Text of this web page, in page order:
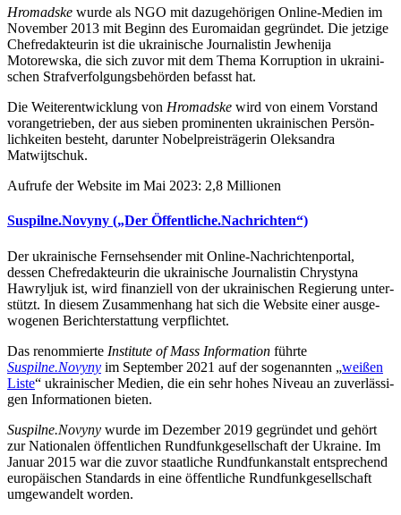
Hro­madske wurde als NGO mit dazu­ge­hö­ri­gen Online-Medien im
Novem­ber 2013 mit Beginn des Euro­mai­dan gegrün­det. Die jetzige
Chef­re­dak­teu­rin ist die ukrai­ni­sche Jour­na­lis­tin Jewhe­nija
Motorewska, die sich zuvor mit dem Thema Kor­rup­tion in ukrai­ni­
schen Straf­ver­fol­gungs­be­hör­den befasst hat.
Die Wei­ter­ent­wick­lung von Hro­madske wird von einem Vor­stand
vor­an­ge­trie­ben, der aus sieben pro­mi­nen­ten ukrai­ni­schen Per­sön­
lich­kei­ten besteht, dar­un­ter Nobel­preis­trä­ge­rin Olek­san­dra
Matwijtschuk.
Aufrufe der Website im Mai 2023: 2,8 Millionen
Suspilne.Novyny („Der Öffentliche.Nachrichten“)
Der ukrai­ni­sche Fern­seh­sen­der mit Online-Nach­rich­ten­por­tal,
dessen Chef­re­dak­teu­rin die ukrai­ni­sche Jour­na­lis­tin Chry­styna
Hawryl­juk ist, wird finan­zi­ell von der ukrai­ni­schen Regie­rung unter­
stützt. In diesem Zusam­men­hang hat sich die Website einer aus­ge­
wo­ge­nen Bericht­erstat­tung verpflichtet.
Das renom­mierte Insti­tute of Mass Infor­ma­tion führte
Suspilne.Novyny im Sep­tem­ber 2021 auf der soge­nann­ten „weißen
Liste“ ukrai­ni­scher Medien, die ein sehr hohes Niveau an zuver­läs­si­
gen Infor­ma­tio­nen bieten.
Suspilne.Novyny wurde im Dezem­ber 2019 gegrün­det und gehört
zur Natio­na­len öffent­li­chen Rund­funk­ge­sell­schaft der Ukraine. Im
Januar 2015 war die zuvor staat­li­che Rund­funk­an­stalt ent­spre­chend
euro­päi­schen Stan­dards in eine öffent­li­che Rund­funk­ge­sell­schaft
umge­wan­delt worden.